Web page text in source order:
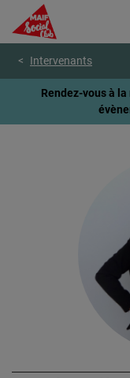
contenu
page
Intervenants
Rendez-vous à